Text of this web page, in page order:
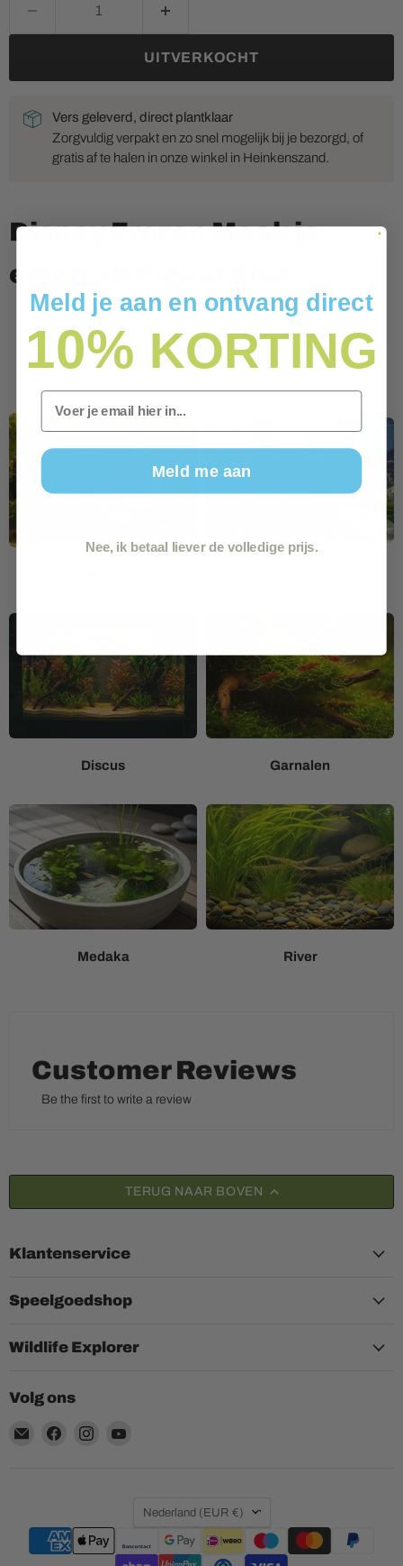
UITVERKOCHT
Vers geleverd, direct plantklaar
Zorgvuldig verpakt en zo snel mogelijk bij je bezorgd, of
gratis af te halen in onze winkel in Heinkenszand.
Disney Frozen Maak je
eigen 3D Figuur Elsa
Discus Garnalen
Medaka River
Customer Reviews
Be the first to write a review
TERUG NAAR BOVEN
Klantenservice
Speelgoedshop
Wildlife Explorer
Volg ons
Email
Vind
Vind
Land
Nederland (EUR €)
Meld je aan en ontvang direct
10% KORTING
Email
Meld me aan
Nee, ik betaal liever de volledige prijs.